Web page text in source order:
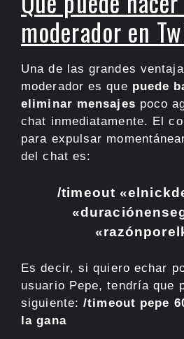
moderador en
Una de las grandes
moderador es que puede
eliminar mensajes poco
chat inmediatamente. El
para expulsar
del chat es:
/timeout
Es decir, si quiero echar
usuario Pepe, tendría que
siguiente:/timeout pepe
la gana